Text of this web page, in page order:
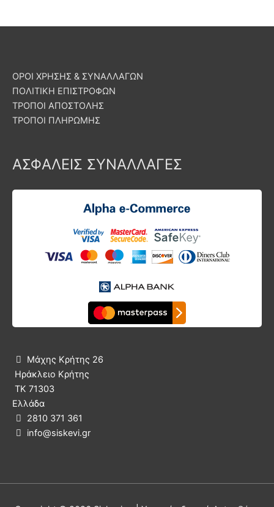
ΟΡΟΙ ΧΡΗΣΗΣ & ΣΥΝΑΛΛΑΓΩΝ
ΠΟΛΙΤΙΚΗ ΕΠΙΣΤΡΟΦΩΝ
ΤΡΟΠΟΙ ΑΠΟΣΤΟΛΗΣ
ΤΡΟΠΟΙ ΠΛΗΡΩΜΗΣ
ΑΣΦΑΛΕΙΣ ΣΥΝΑΛΛΑΓΕΣ

Μάχης Κρήτης 26
Ηράκλειο Κρήτης
ΤΚ 71303
Ελλάδα
 2810 371 361
 info@siskevi.gr